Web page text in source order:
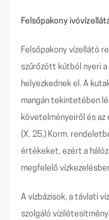
Felsőpakony
Felsőpakony vízellátó
szűrőzött kútból nyeri
helyezkednek el. A
mangán tekintetében
követelményeiről és az
(X. 25.) Korm.
értékeket, ezért a
megfelelő
A vízbázisok, a távlati
szolgáló